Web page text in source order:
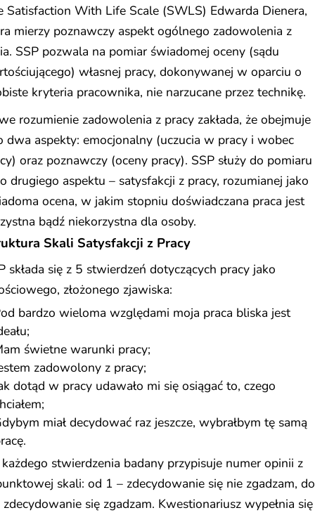
Satisfaction With Life Scale (SWLS) Edwarda Dienera,
mierzy poznawczy aspekt ogólnego zadowolenia z
SSP pozwala na pomiar świadomej oceny (sądu
własnej pracy, dokonywanej w oparciu o
kryteria pracownika, nie narzucane przez technikę.
rozumienie zadowolenia z pracy zakłada, że obejmuje
dwa aspekty: emocjonalny (uczucia w pracy i wobec
oraz poznawczy (oceny pracy). SSP służy do pomiaru
drugiego aspektu – satysfakcji z pracy, rozumianej jako
ocena, w jakim stopniu doświadczana praca jest
bądź niekorzystna dla osoby.
Skali Satysfakcji z Pracy
składa się z 5 stwierdzeń dotyczących pracy jako
złożonego zjawiska:
bardzo wieloma względami moja praca bliska jest
świetne warunki pracy;
zadowolony z pracy;
dotąd w pracy udawało mi się osiągać to, czego
miał decydować raz jeszcze, wybrałbym tę samą
stwierdzenia badany przypisuje numer opinii z
skali: od 1 – zdecydowanie się nie zgadzam, do
się zgadzam. Kwestionariusz wypełnia się